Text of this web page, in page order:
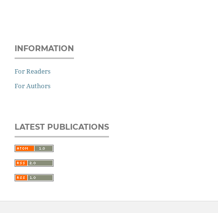
INFORMATION
For Readers
For Authors
LATEST PUBLICATIONS